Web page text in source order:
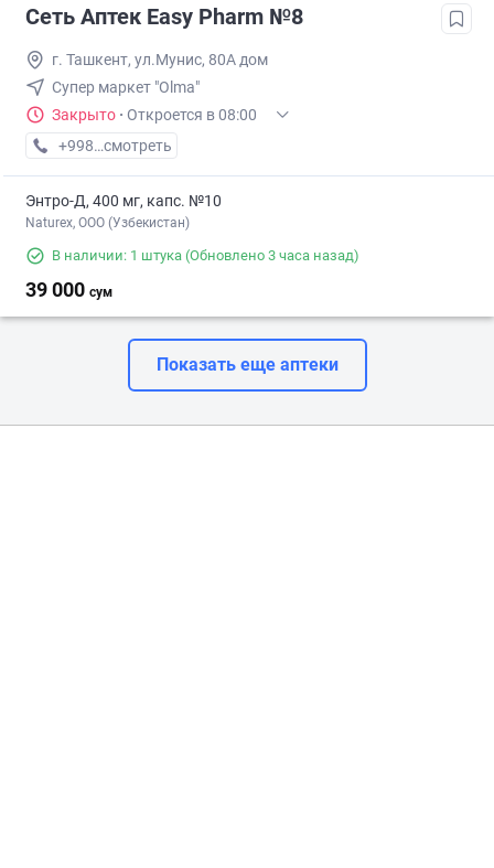
Сеть Аптек Easy Pharm №8
г. Ташкент, ул.Мунис, 80А дом
Супер маркет "Olma"
Закрыто · Откроется в 08:00
+998 (70) XXX-XX-XX
смотреть
Энтро-Д, 400 мг, капс. №10
Naturex, OOO (Узбекистан)
В наличии: 1 штука (Обновлено 3 часа назад)
39 000 сум
Показать еще аптеки